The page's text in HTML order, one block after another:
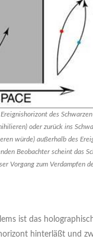
des
oder zurück ins
würde) außerhalb des
Beobachter scheint das
Vorgang zum Verdampfen
ist das
hinterläßt und